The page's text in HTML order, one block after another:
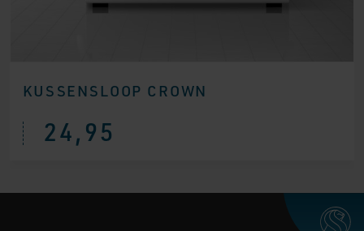
KUSSENSLOOP CROWN
24,95